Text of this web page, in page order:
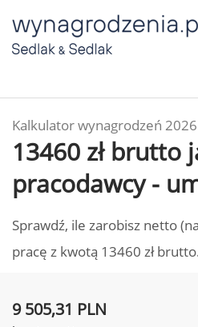
Kalkulator wynagrodzeń 2026
13460 zł brutto
pracodawcy -
Sprawdź, ile zarobisz netto
pracę z kwotą 13460 zł
9 505,31 PLN